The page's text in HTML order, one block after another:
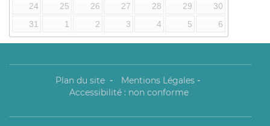
24
25 26 27 28 29
30
31
1 2 3 4 5 6
Plan du site - Mentions Légales -
Accessibilité : non conforme